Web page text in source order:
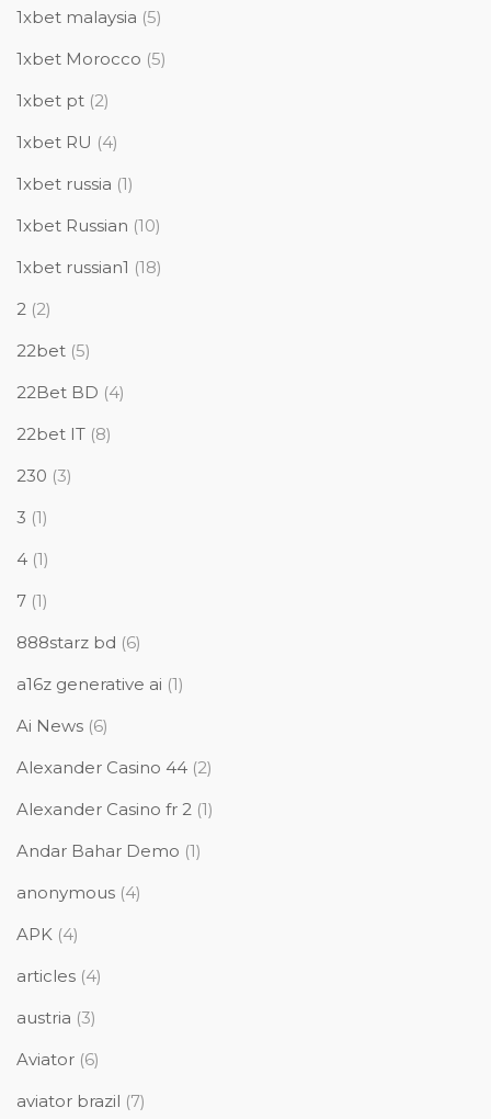
1xbet malaysia (5)
1xbet Morocco (5)
1xbet pt (2)
1xbet RU (4)
1xbet russia (1)
1xbet Russian (10)
1xbet russian1 (18)
2 (2)
22bet (5)
22Bet BD (4)
22bet IT (8)
230 (3)
3 (1)
4 (1)
7 (1)
888starz bd (6)
a16z generative ai (1)
Ai News (6)
Alexander Casino 44 (2)
Alexander Casino fr 2 (1)
Andar Bahar Demo (1)
anonymous (4)
APK (4)
articles (4)
austria (3)
Aviator (6)
aviator brazil (7)